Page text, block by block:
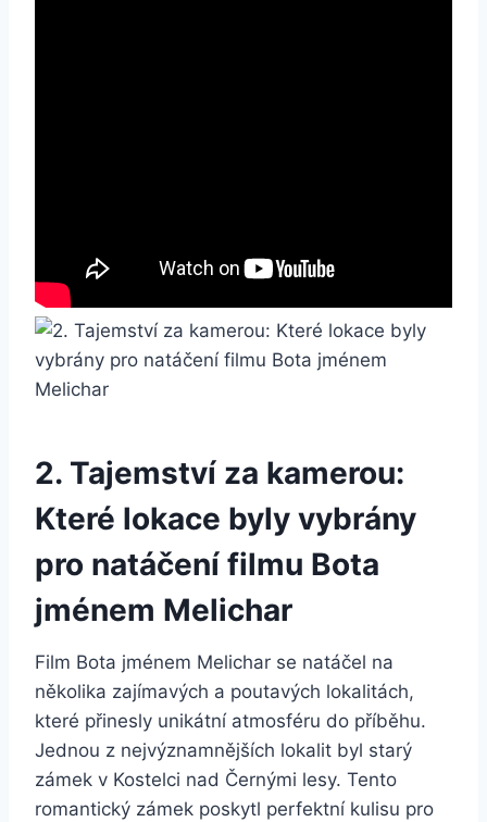
2. Tajemství za kamerou:
Které lokace ⁢byly vybrány​
pro natáčení filmu Bota‌
jménem Melichar
Film Bota jménem Melichar se natáčel na
několika ⁢zajímavých a poutavých lokalitách,
⁢které přinesly unikátní ​atmosféru‌ do příběhu.
Jednou z nejvýznamnějších lokalit‌ byl starý
zámek v Kostelci nad Černými lesy.‍ Tento⁣
romantický zámek poskytl perfektní kulisu pro⁣